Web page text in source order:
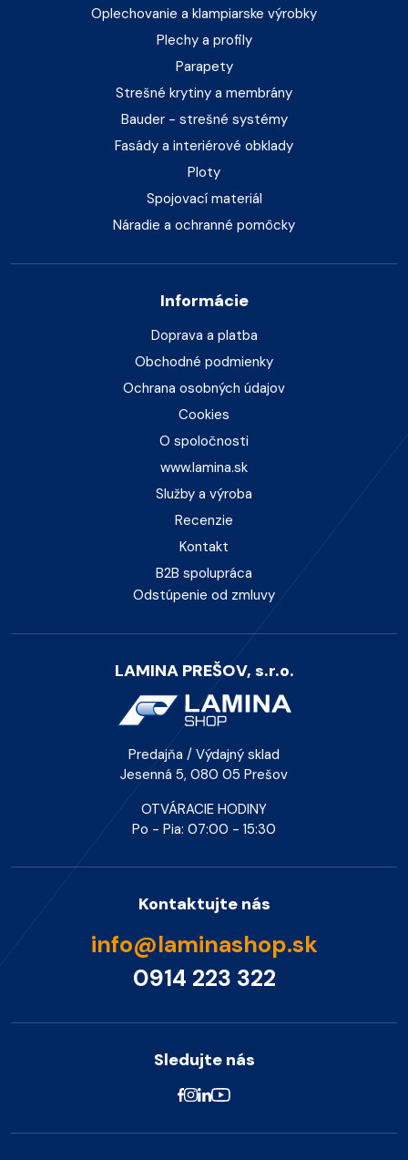
Oplechovanie a klampiarske výrobky
Plechy a profily
Parapety
Strešné krytiny a membrány
Bauder - strešné systémy
Fasády a interiérové obklady
Ploty
Spojovací materiál
Náradie a ochranné pomôcky
Informácie
Doprava a platba
Obchodné podmienky
Ochrana osobných údajov
Cookies
O spoločnosti
www.lamina.sk
Služby a výroba
Recenzie
Kontakt
B2B spolupráca
Odstúpenie od zmluvy
LAMINA PREŠOV, s.r.o.
Predajňa / Výdajný sklad
Jesenná 5, 080 05 Prešov
OTVÁRACIE HODINY
Po - Pia: 07:00 - 15:30
Kontaktujte nás
info@laminashop.sk
0914 223 322
Sledujte nás